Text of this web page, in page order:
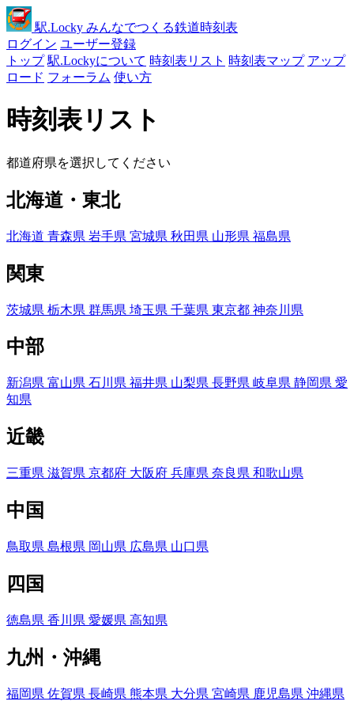
駅.Locky みんなでつくる鉄道時刻表
ログイン ユーザー登録
トップ 駅.Lockyについて 時刻表リスト 時刻表マップ アップ
ロード フォーラム 使い方
時刻表リスト
都道府県を選択してください
北海道・東北
北海道 青森県 岩手県 宮城県 秋田県 山形県 福島県
関東
茨城県 栃木県 群馬県 埼玉県 千葉県 東京都 神奈川県
中部
新潟県 富山県 石川県 福井県 山梨県 長野県 岐阜県 静岡県 愛
知県
近畿
三重県 滋賀県 京都府 大阪府 兵庫県 奈良県 和歌山県
中国
鳥取県 島根県 岡山県 広島県 山口県
四国
徳島県 香川県 愛媛県 高知県
九州・沖縄
福岡県 佐賀県 長崎県 熊本県 大分県 宮崎県 鹿児島県 沖縄県